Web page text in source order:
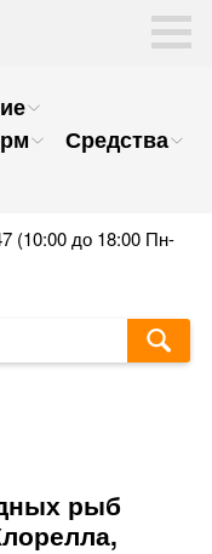
Средства
(10:00 до 18:00 Пн-
рыб